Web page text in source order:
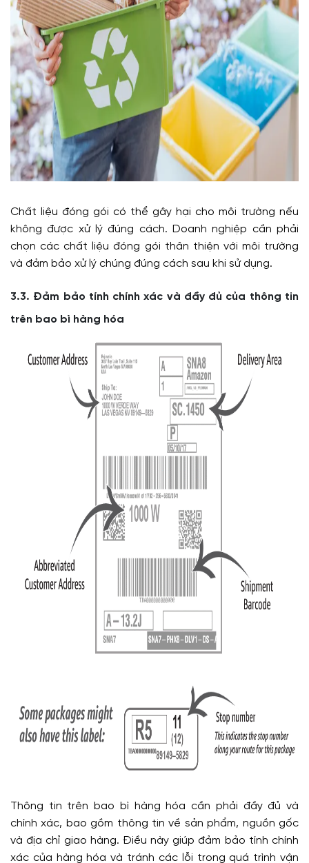
Chất liệu đóng gói có thể gây hại cho môi trường nếu
không được xử lý đúng cách. Doanh nghiệp cần phải
chọn các chất liệu đóng gói thân thiện với môi trường
và đảm bảo xử lý chúng đúng cách sau khi sử dụng.
3.3. Đảm bảo tính chính xác và đầy đủ của thông tin
trên bao bì hàng hóa
Thông tin trên bao bì hàng hóa cần phải đầy đủ và
chính xác, bao gồm thông tin về sản phẩm, nguồn gốc
và địa chỉ giao hàng. Điều này giúp đảm bảo tính chính
xác của hàng hóa và tránh các lỗi trong quá trình vận